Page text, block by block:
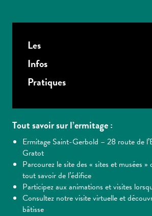
Les
Infos
Pratiques
Tout savoir sur l’ermitage :
Ermitage Saint-Gerbold – 28 route de
Gratot
Parcourez le site des « sites et musées
tout savoir de l’édifice
Participez aux animations et visites
Consultez notre visite virtuelle et
bâtisse